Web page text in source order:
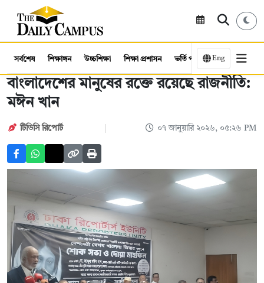
সর্বশেষ শিক্ষাঙ্গন উচ্চশিক্ষা শিক্ষা প্রশাসন ভর্তি পরীক্ষা কর্মসংস্থান
Eng
বাংলাদেশের মানুষের রক্তে রয়েছে রাজনীতি:
মঈন খান
টিডিসি রিপোর্ট ০৭ জানুয়ারি ২০২৬, ০৫:২৬ PM